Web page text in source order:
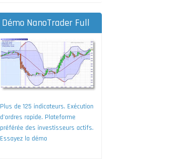
Démo NanoTrader Full
Plus de 125 indicateurs. Exécution
d'ordres rapide. Plateforme
préférée des investisseurs actifs.
Essayez la démo